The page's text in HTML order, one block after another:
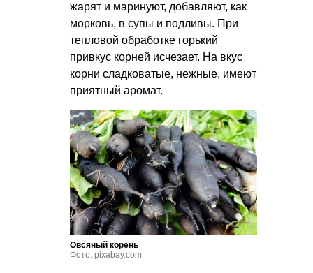
жарят и маринуют, добавляют, как
морковь, в супы и подливы. При
тепловой обработке горький
привкус корней исчезает. На вкус
корни сладковатые, нежные, имеют
приятный аромат.
Овсяный корень
Фото: pixabay.com